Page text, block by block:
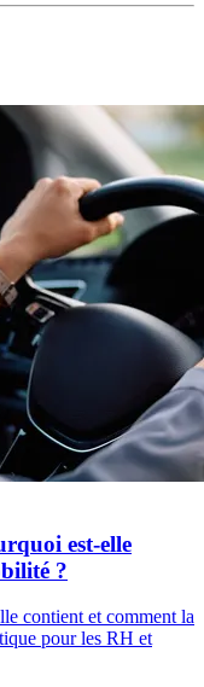
est-elle
?
contient et comment la
pour les RH et